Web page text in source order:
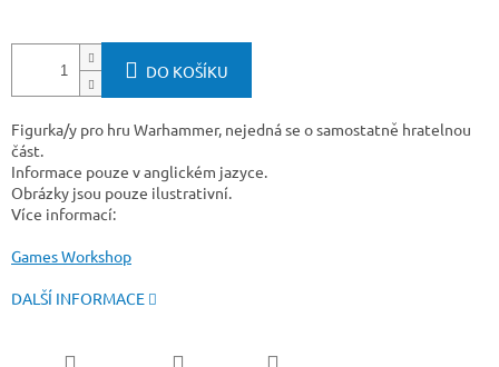
DO KOŠÍKU
Figurka/y pro hru Warhammer, nejedná se o samostatně hratelnou
část.
Informace pouze v anglickém jazyce.
Obrázky jsou pouze ilustrativní.
Více informací:
Games Workshop
DALŠÍ INFORMACE